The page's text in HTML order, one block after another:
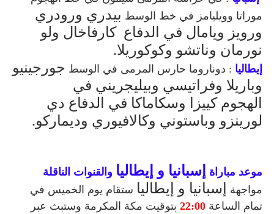
موراتا وويليامز في خط الوسط بيدري ورودري
ورويز ويامال في الدفاع كارفاخال ولو
نورمان وناتشو وكوكوريلا.
إيطاليا : دوناروما حارس المرمى في الوسط جورجينيو
وباريلا وفراتيسي وبيليجريني في
الهجومكييزا وسكاماكا في الدفاع دي
لورينزو وباستوني وكالافيوري وديماركو.
موعد مباراة إسبانيا و إيطاليا والقنوات الناقلة
مواجهة
إسبانيا و إيطاليا ستقام يوم الخميس في
تمام الساعة 22:00بتوقيت مكة المكرمة وستبث عبر